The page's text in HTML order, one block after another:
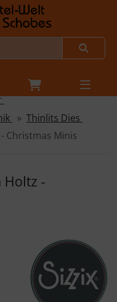
Thinlits Dies
Christmas Minis
Holtz -